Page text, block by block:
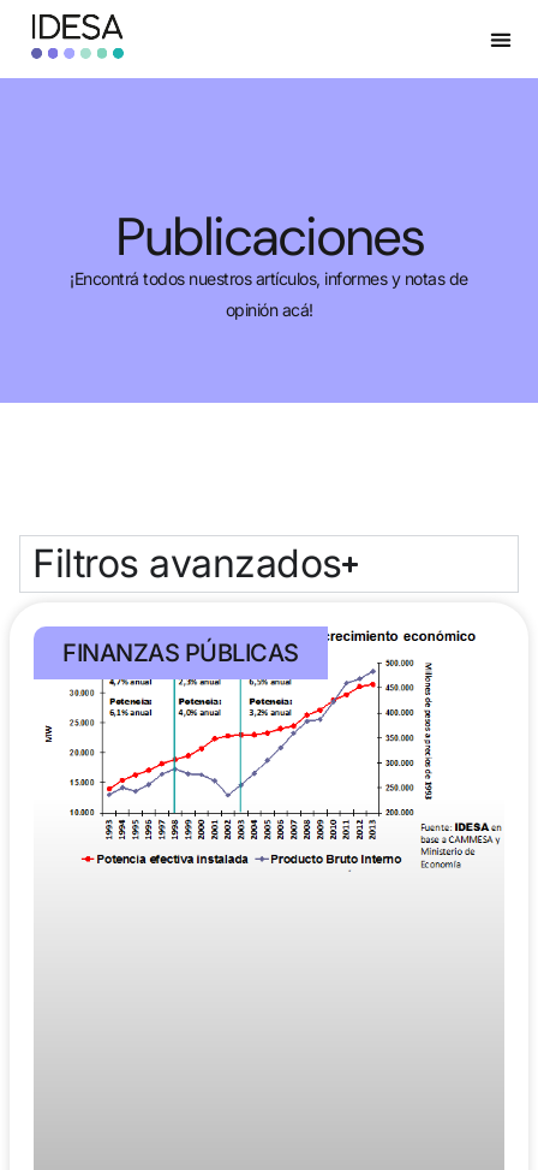
Publicaciones
¡Encontrá todos nuestros artículos, informes y notas de
opinión acá!
Filtros avanzados
FINANZAS PÚBLICAS